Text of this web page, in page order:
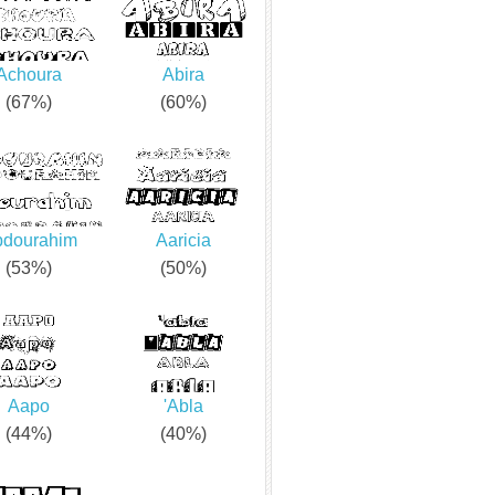
(67%)
Abira
(60%)
(53%)
Aaricia
(50%)
Aapo
(44%)
'Abla
(40%)